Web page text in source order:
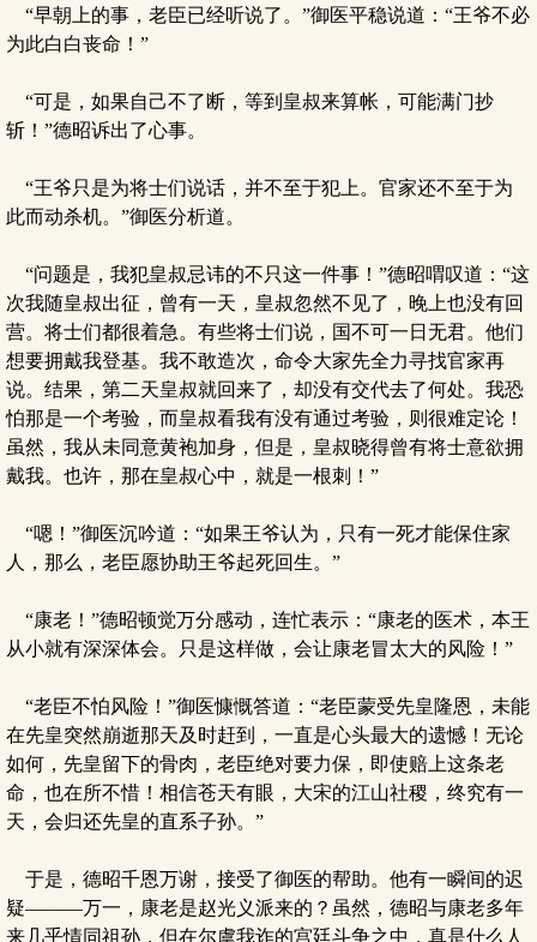
“早朝上的事，老臣已经听说了。”御医平稳说道：“王爷不必
为此白白丧命！”
“可是，如果自己不了断，等到皇叔来算帐，可能满门抄
斩！”德昭诉出了心事。
“王爷只是为将士们说话，并不至于犯上。官家还不至于为
此而动杀机。”御医分析道。
“问题是，我犯皇叔忌讳的不只这一件事！”德昭喟叹道：“这
次我随皇叔出征，曾有一天，皇叔忽然不见了，晚上也没有回
营。将士们都很着急。有些将士们说，国不可一日无君。他们
想要拥戴我登基。我不敢造次，命令大家先全力寻找官家再
说。结果，第二天皇叔就回来了，却没有交代去了何处。我恐
怕那是一个考验，而皇叔看我有没有通过考验，则很难定论！
虽然，我从未同意黄袍加身，但是，皇叔晓得曾有将士意欲拥
戴我。也许，那在皇叔心中，就是一根刺！”
“嗯！”御医沉吟道：“如果王爷认为，只有一死才能保住家
人，那么，老臣愿协助王爷起死回生。”
“康老！”德昭顿觉万分感动，连忙表示：“康老的医术，本王
从小就有深深体会。只是这样做，会让康老冒太大的风险！”
“老臣不怕风险！”御医慷慨答道：“老臣蒙受先皇隆恩，未能
在先皇突然崩逝那天及时赶到，一直是心头最大的遗憾！无论
如何，先皇留下的骨肉，老臣绝对要力保，即使赔上这条老
命，也在所不惜！相信苍天有眼，大宋的江山社稷，终究有一
天，会归还先皇的直系子孙。”
于是，德昭千恩万谢，接受了御医的帮助。他有一瞬间的迟
疑———万一，康老是赵光义派来的？虽然，德昭与康老多年
来几乎情同祖孙，但在尔虞我诈的宫廷斗争之中，真是什么人